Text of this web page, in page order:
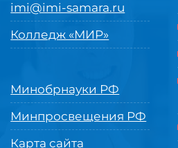
imi@imi-samara.ru
Колледж «МИР»
Минобрнауки РФ
Минпросвещения РФ
Карта сайта